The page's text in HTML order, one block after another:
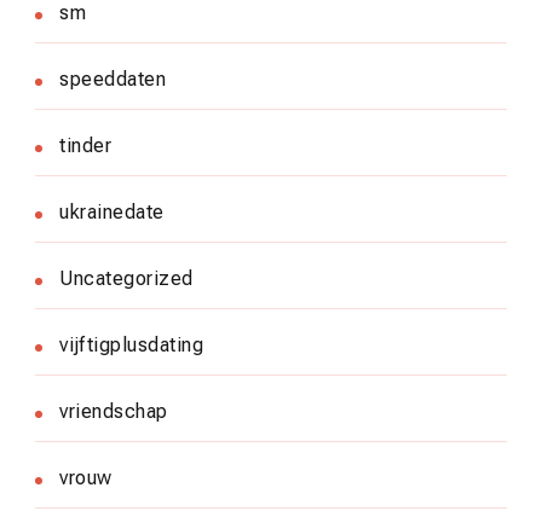
sm
speeddaten
tinder
ukrainedate
Uncategorized
vijftigplusdating
vriendschap
vrouw